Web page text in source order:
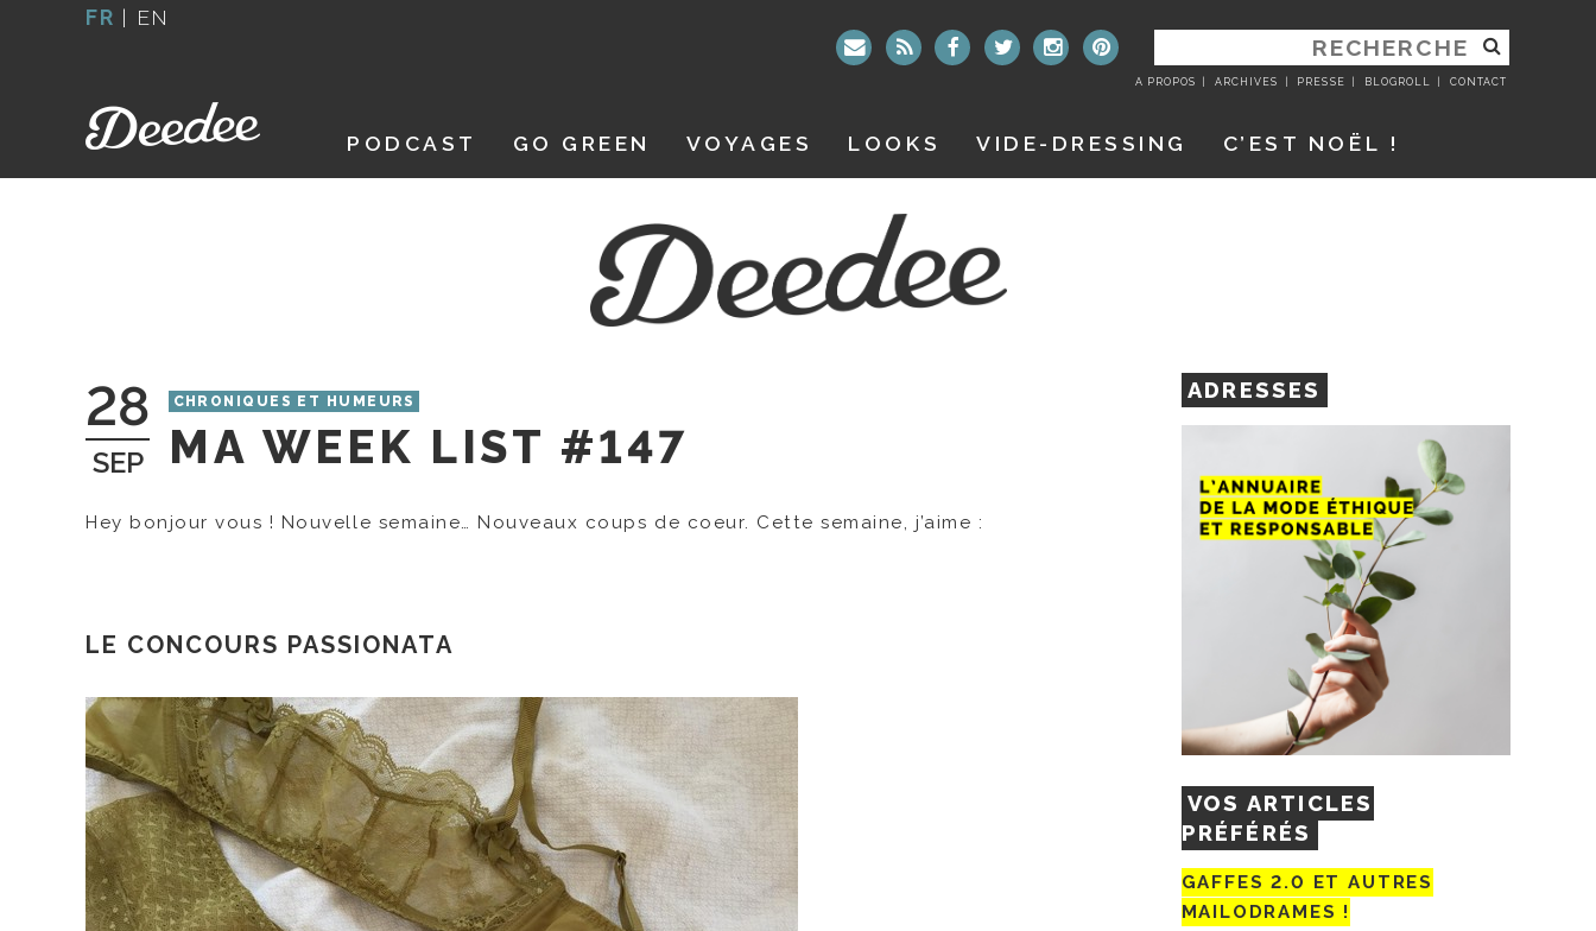
FR | EN
RECHERCHER
:
A PROPOS ARCHIVES PRESSE BLOGROLL CONTACT
PODCAST GO GREEN VOYAGES LOOKS VIDE-DRESSING C’EST NOËL !
28
SEP
CHRONIQUES ET HUMEURS
MA WEEK LIST #147
Hey bonjour vous ! Nouvelle semaine… Nouveaux coups de coeur. Cette semaine, j’aime :
LE CONCOURS PASSIONATA
ADRESSES
VOS ARTICLES
PRÉFÉRÉS
GAFFES 2.0 ET AUTRES
MAILODRAMES !